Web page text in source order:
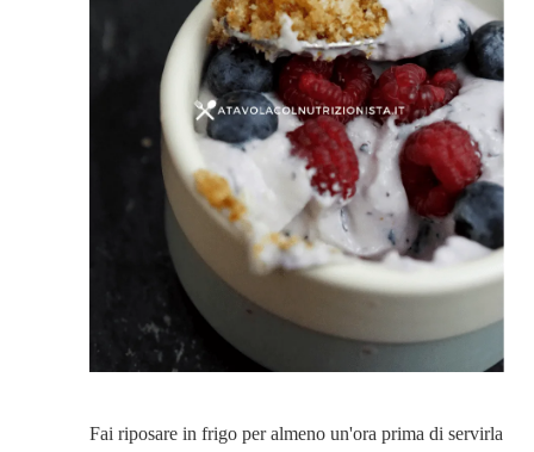
Fai riposare in frigo per almeno un'ora prima di servirla